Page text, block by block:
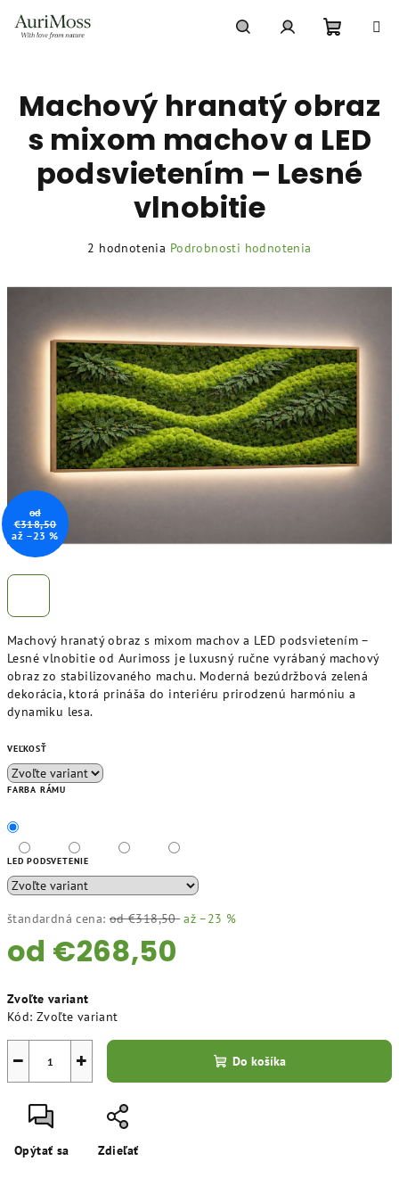
košík
Machový hranatý obraz s mixom machov a LED podsvietením –
Lesné vlnobitieod Aurimoss je luxusný ručne vyrábaný machový
obraz zo stabilizovaného machu. Moderná bezúdržbová zelená
dekorácia, ktorá prináša do interiéru prirodzenú harmóniu a
dynamiku lesa.
VEĽKOSŤ
FARBA RÁMU
LED PODSVETENIE
štandardná cena: od €318,50 až –23 %
od €268,50
cena:
Zvoľte variant
Kód: Zvoľte variant
+
− Do košíka
Opýtať sa Zdieľať
Machový hranatý obraz
s mixom machov a LED
podsvietením – Lesné
vlnobitie
Priemerné
produktu
5,0
z
5
hviezdičiek.
2 hodnotenia Podrobnosti hodnotenia
od
€318,50
až –23 %